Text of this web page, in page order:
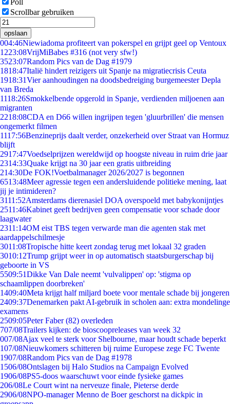
Poll
Scrollbar gebruiken
opslaan
004:46Niewiadoma profiteert van pokerspel en grijpt geel op Ventoux
1223:08VrijMiBabes #316 (not very sfw!)
3523:07Random Pics van de Dag #1979
1818:47Italië hindert reizigers uit Spanje na migratiecrisis Ceuta
1918:31Vier aanhoudingen na doodsbedreiging burgemeester Depla
van Breda
1118:26Smokkelbende opgerold in Spanje, verdienden miljoenen aan
migranten
2218:08CDA en D66 willen ingrijpen tegen 'gluurbrillen' die mensen
ongemerkt filmen
1117:56Benzineprijs daalt verder, onzekerheid over Straat van Hormuz
blijft
2917:47Voedselprijzen wereldwijd op hoogste niveau in ruim drie jaar
2314:33Quake krijgt na 30 jaar een gratis uitbreiding
214:30De FOK!Voetbalmanager 2026/2027 is begonnen
6513:48Meer agressie tegen een andersluidende politieke mening, laat
jij je intimideren?
3111:52Amsterdams dierenasiel DOA overspoeld met babykonijntjes
2511:46Kabinet geeft bedrijven geen compensatie voor schade door
laagwater
2311:14OM eist TBS tegen verwarde man die agenten stak met
aardappelschilmesje
3011:08Tropische hitte keert zondag terug met lokaal 32 graden
3010:12Trump grijpt weer in op automatisch staatsburgerschap bij
geboorte in VS
5509:51Dikke Van Dale neemt 'vulvalippen' op: 'stigma op
schaamlippen doorbreken'
1409:40Meta krijgt half miljard boete voor mentale schade bij jongeren
2409:37Denemarken pakt AI-gebruik in scholen aan: extra mondelinge
examens
2509:05Peter Faber (82) overleden
707/08Trailers kijken: de bioscoopreleases van week 32
007/08Ajax veel te sterk voor Shelbourne, maar houdt schade beperkt
107/08Nieuwkomers schitteren bij ruime Europese zege FC Twente
1907/08Random Pics van de Dag #1978
1506/08Ontslagen bij Halo Studios na Campaign Evolved
1906/08PS5-doos waarschuwt voor einde fysieke games
206/08Le Court wint na nerveuze finale, Pieterse derde
2906/08NPO-manager Menno de Boer geschorst na dickpic in